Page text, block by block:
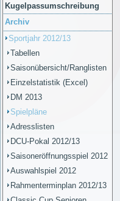
Kugelpassumschreibung
Archiv
Sportjahr 2012/13
Tabellen
Saisonübersicht/Ranglisten
Einzelstatistik (Excel)
DM 2013
Spielpläne
Adresslisten
DCU-Pokal 2012/13
Saisoneröffnungsspiel 2012
Auswahlspiel 2012
Rahmenterminplan 2012/13